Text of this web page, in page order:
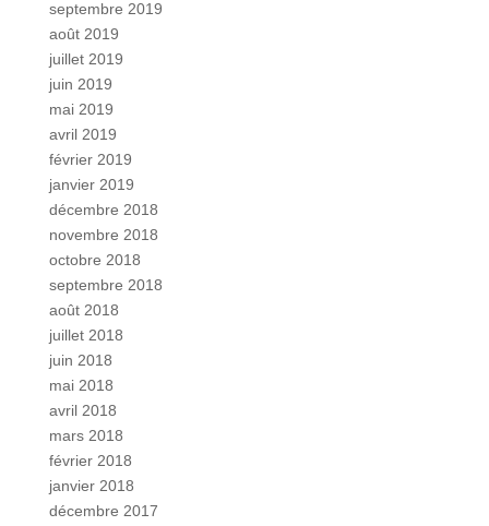
septembre 2019
août 2019
juillet 2019
juin 2019
mai 2019
avril 2019
février 2019
janvier 2019
décembre 2018
novembre 2018
octobre 2018
septembre 2018
août 2018
juillet 2018
juin 2018
mai 2018
avril 2018
mars 2018
février 2018
janvier 2018
décembre 2017